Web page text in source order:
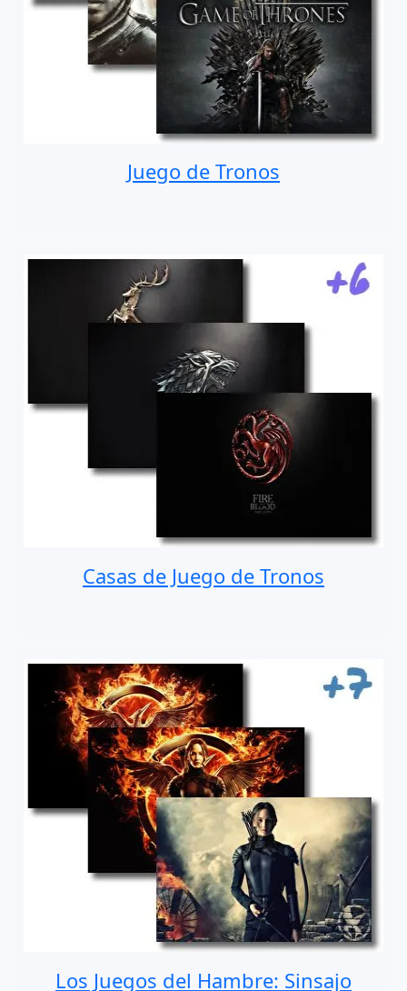
Juego de Tronos
Casas de Juego de Tronos
Los Juegos del Hambre: Sinsajo